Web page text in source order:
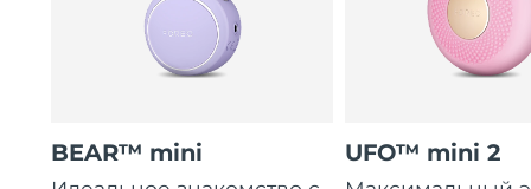
BEAR™ mini UFO™ mini 2